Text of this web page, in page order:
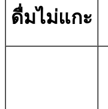
ดื่มไม่แกะ